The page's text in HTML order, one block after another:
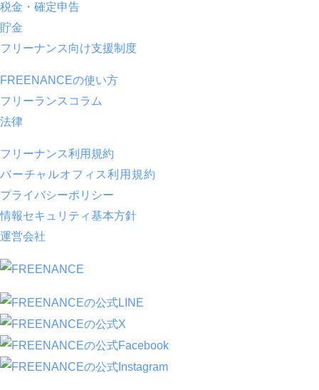
税金・確定申告
貯金
フリーナンス向け支援制度
FREENANCEの使い方
フリーランスコラム
法律
フリーナンス利用規約
バーチャルオフィス利用規約
プライバシーポリシー
情報セキュリティ基本方針
運営会社